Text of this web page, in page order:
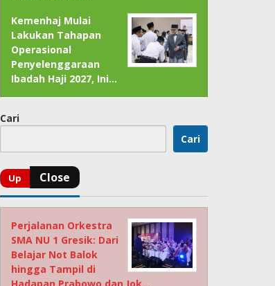
Kemenhaj Mulai
Lakukan Tahapan
Operasional
Penyelenggaraan
Ibadah Haji 2027, Ini…
Cari
Cari
Perjalanan Orkestra
SMA NU 1 Gresik: Dari
Belajar Not Balok
hingga Tampil di